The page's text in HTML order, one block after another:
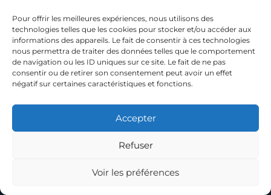
Pour offrir les meilleures expériences, nous utilisons des
technologies telles que les cookies pour stocker et/ou accéder aux
informations des appareils. Le fait de consentir à ces technologies
nous permettra de traiter des données telles que le comportement
de navigation ou les ID uniques sur ce site. Le fait de ne pas
consentir ou de retirer son consentement peut avoir un effet
négatif sur certaines caractéristiques et fonctions.
Accepter
Refuser
Voir les préférences